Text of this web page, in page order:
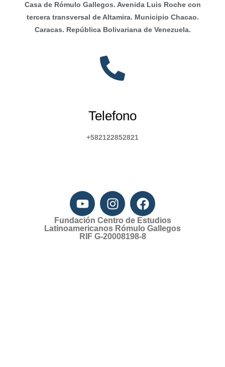
Casa de Rómulo Gallegos. Avenida Luis Roche con
tercera transversal de Altamira. Municipio Chacao.
Caracas. República Bolivariana de Venezuela.
Telefono
+582122852821
Fundación Centro de Estudios
Latinoamericanos Rómulo Gallegos
RIF G-20008198-8